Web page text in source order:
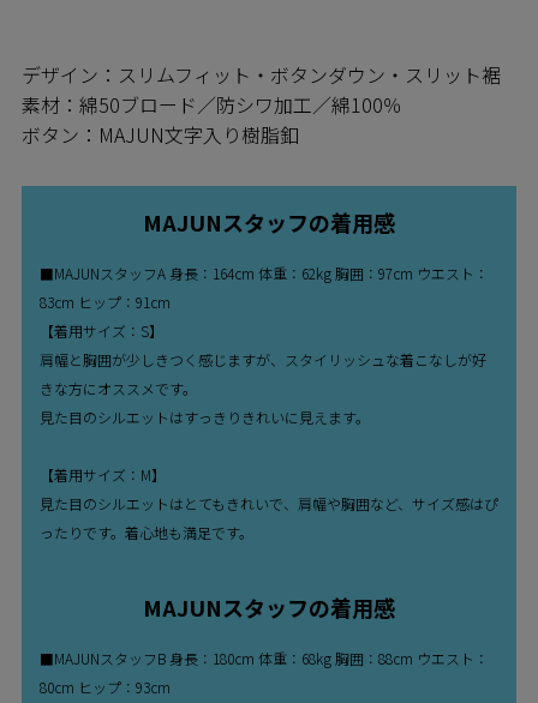
デザイン：スリムフィット・ボタンダウン・スリット裾
素材：綿50ブロード／防シワ加工／綿100％
ボタン：MAJUN文字入り樹脂釦
MAJUNスタッフの着用感
■MAJUNスタッフA 身長：164cm 体重：62kg 胸囲：97cm ウエスト：
83cm ヒップ：91cm
【着用サイズ：S】
肩幅と胸囲が少しきつく感じますが、スタイリッシュな着こなしが好
きな方にオススメです。
見た目のシルエットはすっきりきれいに見えます。
【着用サイズ：M】
見た目のシルエットはとてもきれいで、肩幅や胸囲など、サイズ感はぴ
ったりです。着心地も満足です。
MAJUNスタッフの着用感
■MAJUNスタッフB 身長：180cm 体重：68kg 胸囲：88cm ウエスト：
80cm ヒップ：93cm